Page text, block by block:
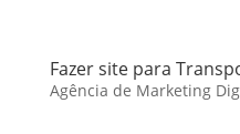
Fazer site para
Agência de Marketing